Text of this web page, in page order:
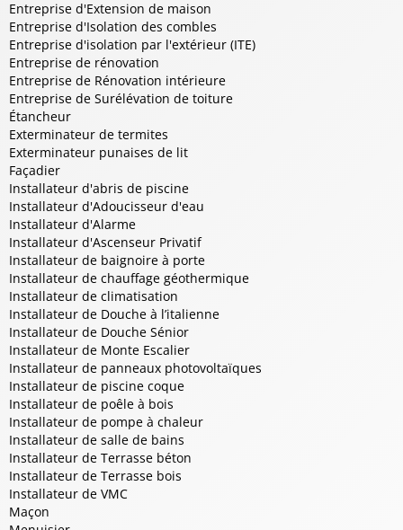
Entreprise d'Extension de maison
Entreprise d'Isolation des combles
Entreprise d'isolation par l'extérieur (ITE)
Entreprise de rénovation
Entreprise de Rénovation intérieure
Entreprise de Surélévation de toiture
Étancheur
Exterminateur de termites
Exterminateur punaises de lit
Façadier
Installateur d'abris de piscine
Installateur d'Adoucisseur d'eau
Installateur d'Alarme
Installateur d'Ascenseur Privatif
Installateur de baignoire à porte
Installateur de chauffage géothermique
Installateur de climatisation
Installateur de Douche à l’italienne
Installateur de Douche Sénior
Installateur de Monte Escalier
Installateur de panneaux photovoltaïques
Installateur de piscine coque
Installateur de poêle à bois
Installateur de pompe à chaleur
Installateur de salle de bains
Installateur de Terrasse béton
Installateur de Terrasse bois
Installateur de VMC
Maçon